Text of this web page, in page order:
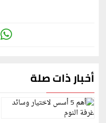
أخبار ذات صلة